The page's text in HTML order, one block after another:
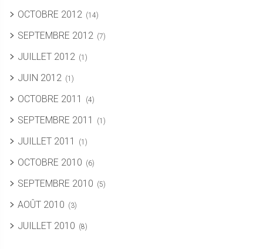
OCTOBRE 2012 (14)
SEPTEMBRE 2012 (7)
JUILLET 2012 (1)
JUIN 2012 (1)
OCTOBRE 2011 (4)
SEPTEMBRE 2011 (1)
JUILLET 2011 (1)
OCTOBRE 2010 (6)
SEPTEMBRE 2010 (5)
AOÛT 2010 (3)
JUILLET 2010 (8)